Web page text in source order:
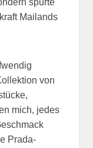
Mailands
von
mich, jedes
Prada-